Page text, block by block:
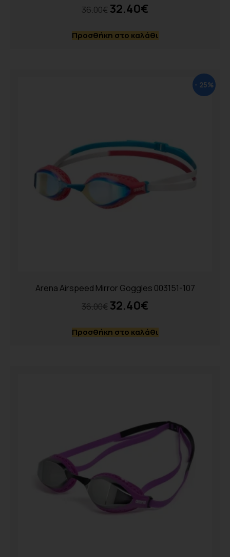
36.00€ 32.40€
Προσθήκη στο καλάθι
- 25%
Arena Airspeed Mirror Goggles 003151-107
36.00€ 32.40€
Προσθήκη στο καλάθι